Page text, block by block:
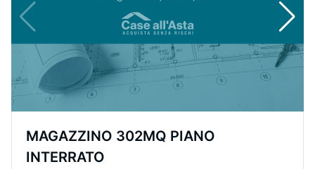
MAGAZZINO 302MQ PIANO
INTERRATO